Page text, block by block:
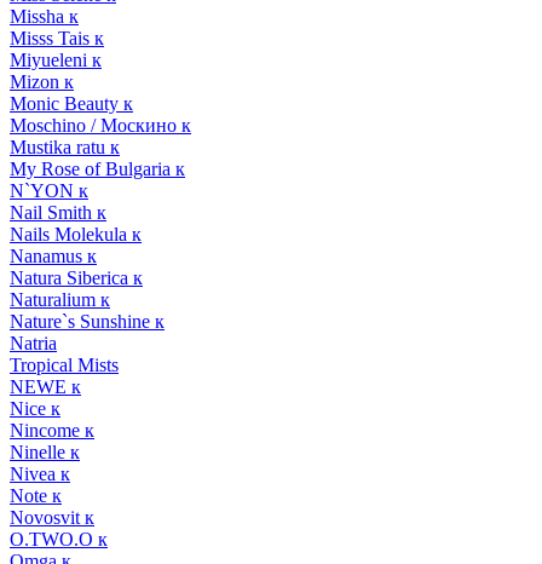
Missha к
Misss Tais к
Miyueleni к
Mizon к
Monic Beauty к
Moschino / Москино к
Mustika ratu к
My Rose of Bulgaria к
N`YON к
Nail Smith к
Nails Molekula к
Nanamus к
Natura Siberica к
Naturalium к
Nature`s Sunshine к
Natria
Tropical Mists
NEWE к
Nice к
Nincome к
Ninelle к
Nivea к
Note к
Novosvit к
O.TWO.O к